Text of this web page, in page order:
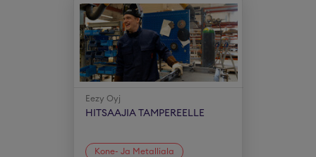
Eezy Oyj
HITSAAJIA TAMPEREELLE
Kone- Ja Metalliala